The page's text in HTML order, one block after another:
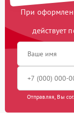
При
действует
Отправляя, Вы